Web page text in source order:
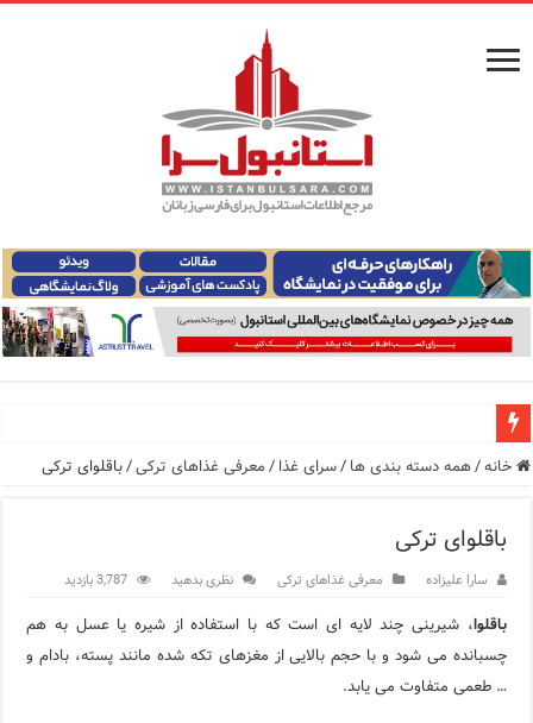
راهنمای فرودگاه‌های استانبول (فاصله و هزینه حمل و نقل
مرکز خرید پولات استانبول | تجربه‌ای متفاوت از خرید و سبک
12 اشتباه رایج در دریافت شهروندی ترکیه از طریق خرید ملک
خانه/همه دسته بندی ها /سرای غذا /معرفی غذاهای ترکی/باقلوای ترکی
باقلوای ترکی
سارا علیزاده معرفی غذاهای ترکی نظری بدهید 3,787 بازدید
باقلوا، شیرینی چند لایه ای است که با استفاده از شیره یا عسل به هم
چسبانده می شود و با حجم بالایی از مغزهای تکه شده مانند پسته، بادام و
… طعمی متفاوت می یابد.